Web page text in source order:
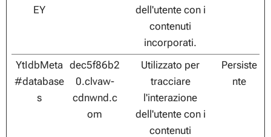
EY
dell'utente con i
contenuti
incorporati.
YtIdbMeta
#database
s
dec5f86b2
0.clvaw-
cdnwnd.c
om
Utilizzato per
tracciare
l'interazione
dell'utente con i
contenuti
Persiste
nte